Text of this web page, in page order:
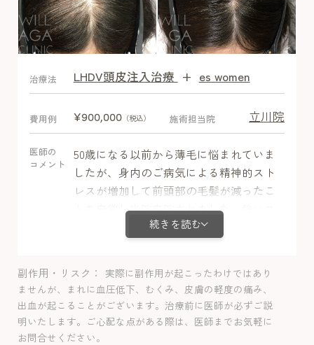
After
治療法 LHDV頭皮注入治療 + es women
費用例 ¥900,000（税込） 施術担当院 立川院
医師の
コメント
50歳になる以前から薄毛に悩まれていま
したが、身内のご病気による精神的スト
レスが増加して前頭部の毛髪が減ったこ
とを自覚し当院来院されました。強いス
トレスがあると髪は成長期を止めて休止
あります。ミノキシジル内服＋栄養剤＋
LHDV注射で治療を開始してから3か月目
から発毛していることを実感し、髪のボ
リュームが徐々に増えていきました。治
続きを読む
副作用・リスク
実際に副作用が起こったわけではあり
ませんが、まれに血圧低下、むくみ、皮膚の軽度の痛み、
出血が起こることがございます。治療前に医師が必ずご説
明いたします。ご心配な点がある際は、医師までお気軽に
お問合せください。